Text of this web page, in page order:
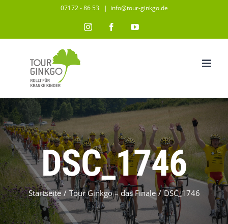
07172 - 86 53 | info@tour-ginkgo.de
InstagramFacebookYouTube
DSC_1746
Startseite / Tour Ginkgo – das Finale / DSC_1746